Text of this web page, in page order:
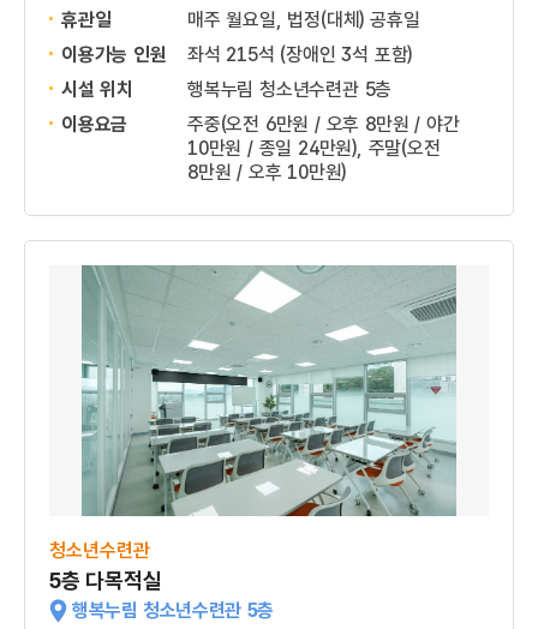
휴관일
매주 월요일, 법정(대체) 공휴일
이용가능 인원
좌석 215석 (장애인 3석 포함)
시설 위치
행복누림 청소년수련관 5층
이용요금
주중(오전 6만원 / 오후 8만원 / 야간
10만원 / 종일 24만원), 주말(오전
8만원 / 오후 10만원)
청소년수련관
5층 다목적실
행복누림 청소년수련관 5층